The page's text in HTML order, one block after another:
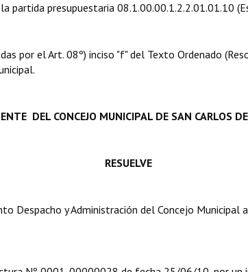
partida presupuestaria 08.1.00.00.1.2.2.01.01.10
por el Art. 08º) inciso "f" del Texto Ordenado
DEL CONCEJO MUNICIPAL DE SAN CARLOS
RESUELVE
y Administración del Concejo Municipal